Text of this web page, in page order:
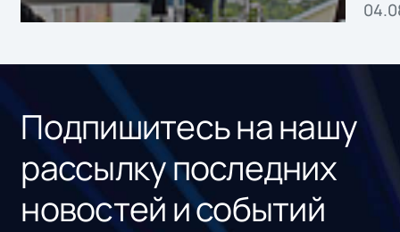
Подпишитесь на нашу
рассылку последних
новостей и событий